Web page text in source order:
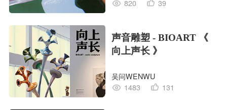
820
39
声音雕塑 - BIOART 《
向上声长 》
吴问WENWU
1483
131